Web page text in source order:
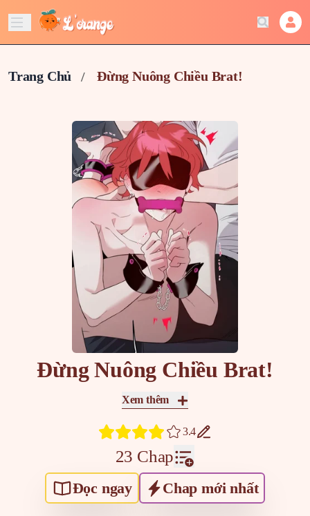
Trang Chủ Đừng Nuông Chiều Brat!
Đừng Nuông Chiều Brat!
Xem thêm
3.4
23 Chap
Đọc ngay Chap mới nhất